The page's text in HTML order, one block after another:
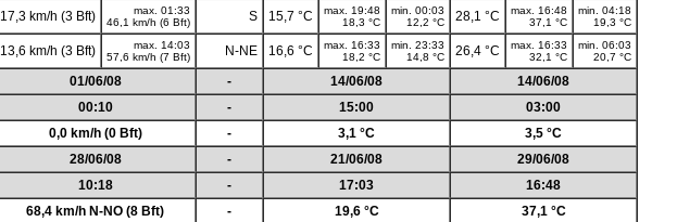
17,3 km/h (3 Bft)
max. 01:33
46,1 km/h (6 Bft)
S 15,7 °C
max. 19:48
18,3 °C
min. 00:03
12,2 °C
28,1 °C
max. 16:48
37,1 °C
min. 04:18
19,3 °C
13,6 km/h (3 Bft)
max. 14:03
57,6 km/h (7 Bft)
N-NE 16,6 °C
max. 16:33
18,2 °C
min. 23:33
14,8 °C
26,4 °C
max. 16:33
32,1 °C
min. 06:03
20,7 °C
01/06/08 - 14/06/08
14/06/08
00:10 - 15:00
03:00
0,0 km/h (0 Bft) - 3,1 °C
3,5 °C
28/06/08 - 21/06/08
29/06/08
10:18 - 17:03
16:48
68,4 km/h N-NO (8 Bft) - 19,6 °C
37,1 °C